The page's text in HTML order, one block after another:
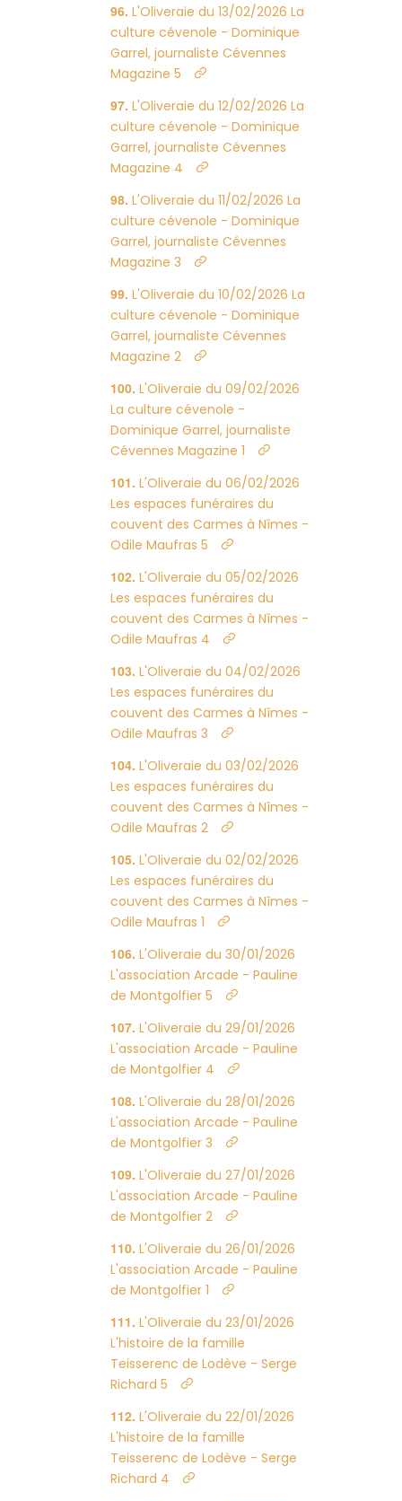
L'Oliveraie du 13/02/2026 La
culture cévenole - Dominique
Garrel, journaliste Cévennes
Magazine 5
L'Oliveraie du 12/02/2026 La
culture cévenole - Dominique
Garrel, journaliste Cévennes
Magazine 4
L'Oliveraie du 11/02/2026 La
culture cévenole - Dominique
Garrel, journaliste Cévennes
Magazine 3
L'Oliveraie du 10/02/2026 La
culture cévenole - Dominique
Garrel, journaliste Cévennes
Magazine 2
L'Oliveraie du 09/02/2026
La culture cévenole -
Dominique Garrel, journaliste
Cévennes Magazine 1
L'Oliveraie du 06/02/2026
Les espaces funéraires du
couvent des Carmes à Nîmes -
Odile Maufras 5
L'Oliveraie du 05/02/2026
Les espaces funéraires du
couvent des Carmes à Nîmes -
Odile Maufras 4
L'Oliveraie du 04/02/2026
Les espaces funéraires du
couvent des Carmes à Nîmes -
Odile Maufras 3
L'Oliveraie du 03/02/2026
Les espaces funéraires du
couvent des Carmes à Nîmes -
Odile Maufras 2
L'Oliveraie du 02/02/2026
Les espaces funéraires du
couvent des Carmes à Nîmes -
Odile Maufras 1
L'Oliveraie du 30/01/2026
L'association Arcade - Pauline
de Montgolfier 5
L'Oliveraie du 29/01/2026
L'association Arcade - Pauline
de Montgolfier 4
L'Oliveraie du 28/01/2026
L'association Arcade - Pauline
de Montgolfier 3
L'Oliveraie du 27/01/2026
L'association Arcade - Pauline
de Montgolfier 2
L'Oliveraie du 26/01/2026
L'association Arcade - Pauline
de Montgolfier 1
L'Oliveraie du 23/01/2026
L'histoire de la famille
Teisserenc de Lodève - Serge
Richard 5
L'Oliveraie du 22/01/2026
L'histoire de la famille
Teisserenc de Lodève - Serge
Richard 4